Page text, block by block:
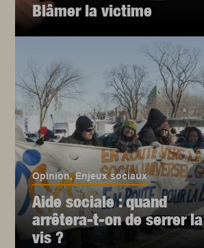
Blâmer la victime
Opinion,Enjeux sociaux
Aide sociale : quand
arrêtera-t-on de serrer la
vis ?